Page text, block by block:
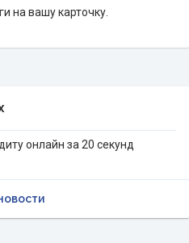
на вашу карточку.
онлайн за 20 секунд